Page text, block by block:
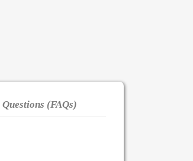
Questions (FAQs)